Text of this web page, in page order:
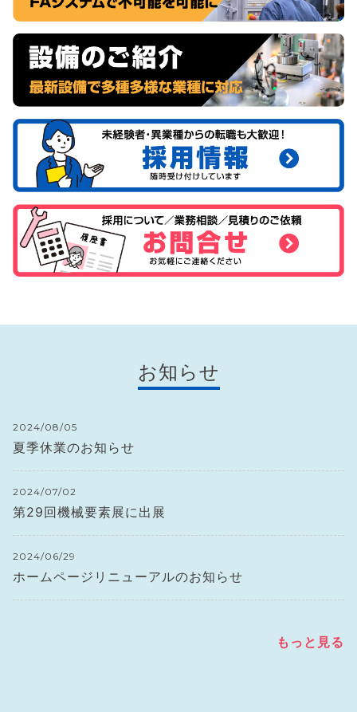
お知らせ
2024/08/05
夏季休業のお知らせ
2024/07/02
第29回機械要素展に出展
2024/06/29
ホームページリニューアルのお知らせ
もっと見る